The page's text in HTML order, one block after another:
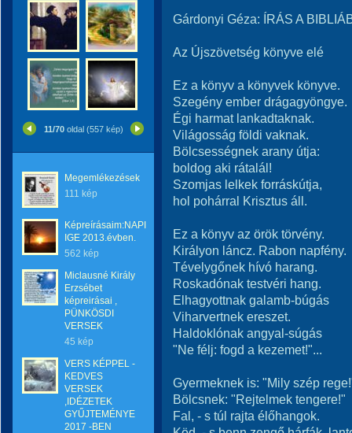
11/70oldal (557 kép)
Megemlékezések
111 kép
Képreírásaim:NAPI
IGE 2013.évben.
562 kép
Miclausné Király
Erzsébet
képreirásai ,
PÜNKÖSDI
VERSEK
45 kép
VERS KÉPPEL -
KEDVES
VERSEK
,IDÉZETEK
GYŰJTEMÉNYE
2017 -BEN
Gárdonyi Géza: ÍRÁS A
Az Újszövetség könyve elé
Ez a könyv a könyvek könyve.
Szegény ember drágagyöngye.
Égi harmat lankadtaknak.
Világosság földi vaknak.
Bölcsességnek arany útja:
boldog aki rátalál!
Szomjas lelkek forráskútja,
hol pohárral Krisztus áll.
Ez a könyv az örök törvény.
Királyon láncz. Rabon napfény.
Tévelygőnek hívó harang.
Roskadónak testvéri hang.
Elhagyottnak galamb-búgás
Viharvertnek ereszet.
Haldoklónak angyal-súgás
"Ne félj: fogd a kezemet!"...
Gyermeknek is: "Mily szép
Bölcsnek: "Rejtelmek tengere!"
Fal, - s túl rajta élőhangok.